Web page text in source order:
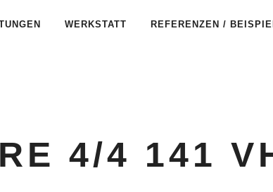
WERKSTATT REFERENZEN /
RE 4/4 141